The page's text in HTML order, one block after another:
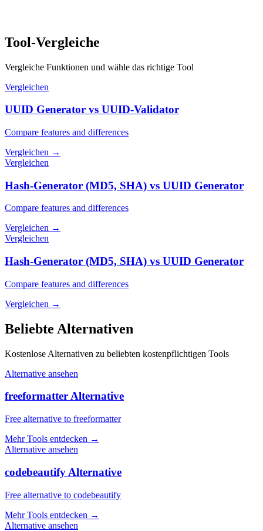
Tool-Vergleiche
Vergleiche Funktionen und wähle das richtige Tool
Vergleichen
UUID Generator vs UUID-Validator
Compare features and differences
Vergleichen →
Vergleichen
Hash-Generator (MD5, SHA) vs UUID Generator
Compare features and differences
Vergleichen →
Vergleichen
Hash-Generator (MD5, SHA) vs UUID Generator
Compare features and differences
Vergleichen →
Beliebte Alternativen
Kostenlose Alternativen zu beliebten kostenpflichtigen Tools
Alternative ansehen
freeformatter Alternative
Free alternative to freeformatter
Mehr Tools entdecken →
Alternative ansehen
codebeautify Alternative
Free alternative to codebeautify
Mehr Tools entdecken →
Alternative ansehen